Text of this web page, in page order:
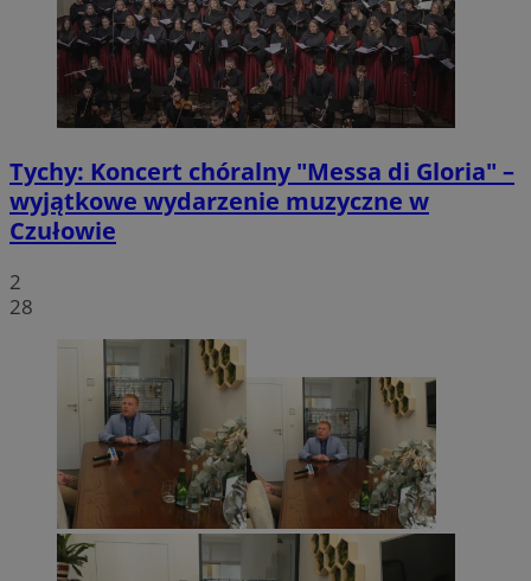
Tychy: Koncert chóralny "Messa di Gloria" –
wyjątkowe wydarzenie muzyczne w
Czułowie
2
28